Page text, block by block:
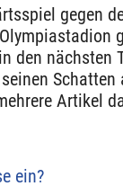
gegen
den nächsten
Artikel
ein?